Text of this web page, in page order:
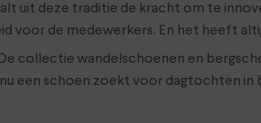
uit deze traditie de kracht om te
voor de medewerkers. En het heeft
collectie wandelschoenen en
een schoen zoekt voor dagtochten in